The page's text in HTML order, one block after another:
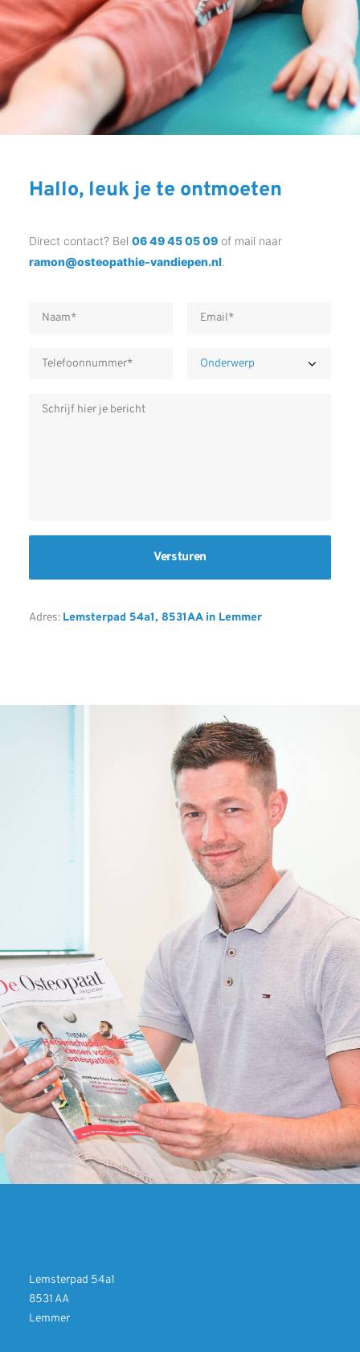
Hallo, leuk je te ontmoeten
Direct contact? Bel 06 49 45 05 09 of mail naar
ramon@osteopathie-vandiepen.nl
Adres: Lemsterpad 54a1, 8531AA in Lemmer
Lemsterpad 54a1
8531 AA
Lemmer